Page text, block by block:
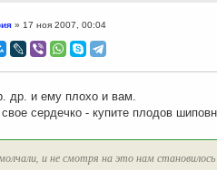
» 17 ноя 2007, 00:04
др. и ему плохо и вам.
сердечко - купите плодов
и не смотря на это нам становилось